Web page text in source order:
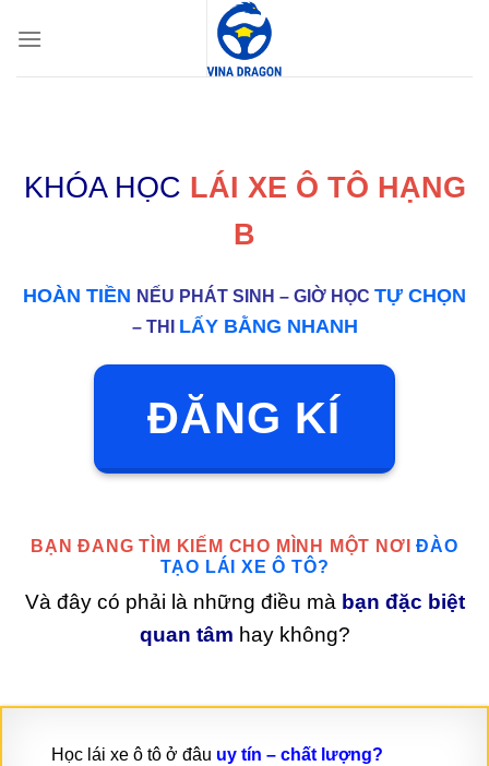
KHÓA HỌC LÁI XE Ô TÔ HẠNG
B
HOÀN TIỀN NẾU PHÁT SINH – GIỜ HỌC TỰ CHỌN
– THI LẤY BẰNG NHANH
ĐĂNG KÍ
BẠN ĐANG TÌM KIẾM CHO MÌNH MỘT NƠI
ĐÀO
TẠO LÁI XE Ô TÔ?
Và đây có phải là những điều mà bạn đặc biệt
quan tâm hay không?
Học lái xe ô tô ở đâu uy tín – chất lượng?